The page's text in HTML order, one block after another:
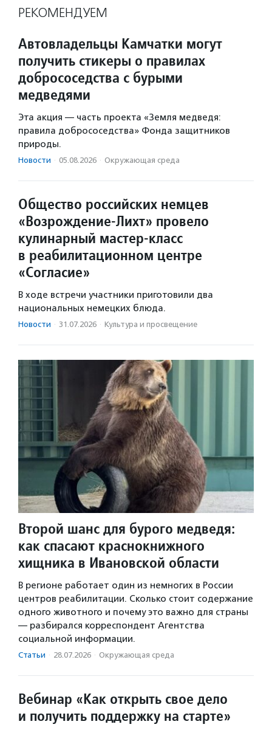
РЕКОМЕНДУЕМ
Автовладельцы Камчатки могут
получить стикеры о правилах
добрососедства с бурыми
медведями
Эта акция — часть проекта «Земля медведя:
правила добрососедства» Фонда защитников
природы.
Новости · 05.08.2026 · Окружающая среда
Общество российских немцев
«Возрождение-Лихт» провело
кулинарный мастер-класс
в реабилитационном центре
«Согласие»
В ходе встречи участники приготовили два
национальных немецких блюда.
Новости · 31.07.2026 · Культура и просвещение
Второй шанс для бурого медведя:
как спасают краснокнижного
хищника в Ивановской области
В регионе работает один из немногих в России
центров реабилитации. Сколько стоит содержание
одного животного и почему это важно для страны
— разбирался корреспондент Агентства
социальной информации.
Статьи · 28.07.2026 · Окружающая среда
Вебинар «Как открыть свое дело
и получить поддержку на старте»